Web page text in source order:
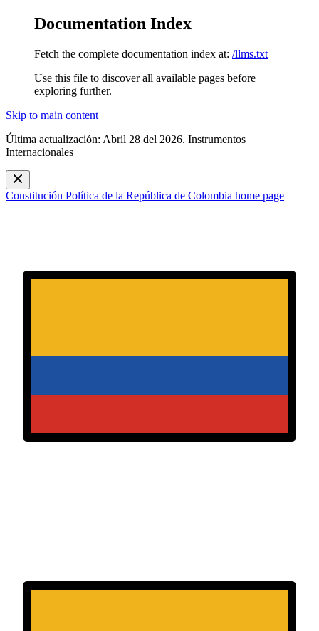
Documentation Index
Fetch the complete documentation index at: /llms.txt
Use this file to discover all available pages before
exploring further.
Skip to main content
Última actualización: Abril 28 del 2026. Instrumentos
Internacionales
Constitución Política de la República de Colombia home page